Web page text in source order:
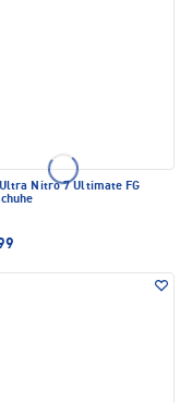
Ultra Nitro 7 Ultimate FG